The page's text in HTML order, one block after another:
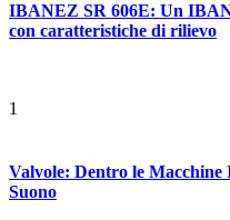
IBANEZ SR 606E: Un
con caratteristiche di rilievo
1
Valvole: Dentro le Macchine
Suono